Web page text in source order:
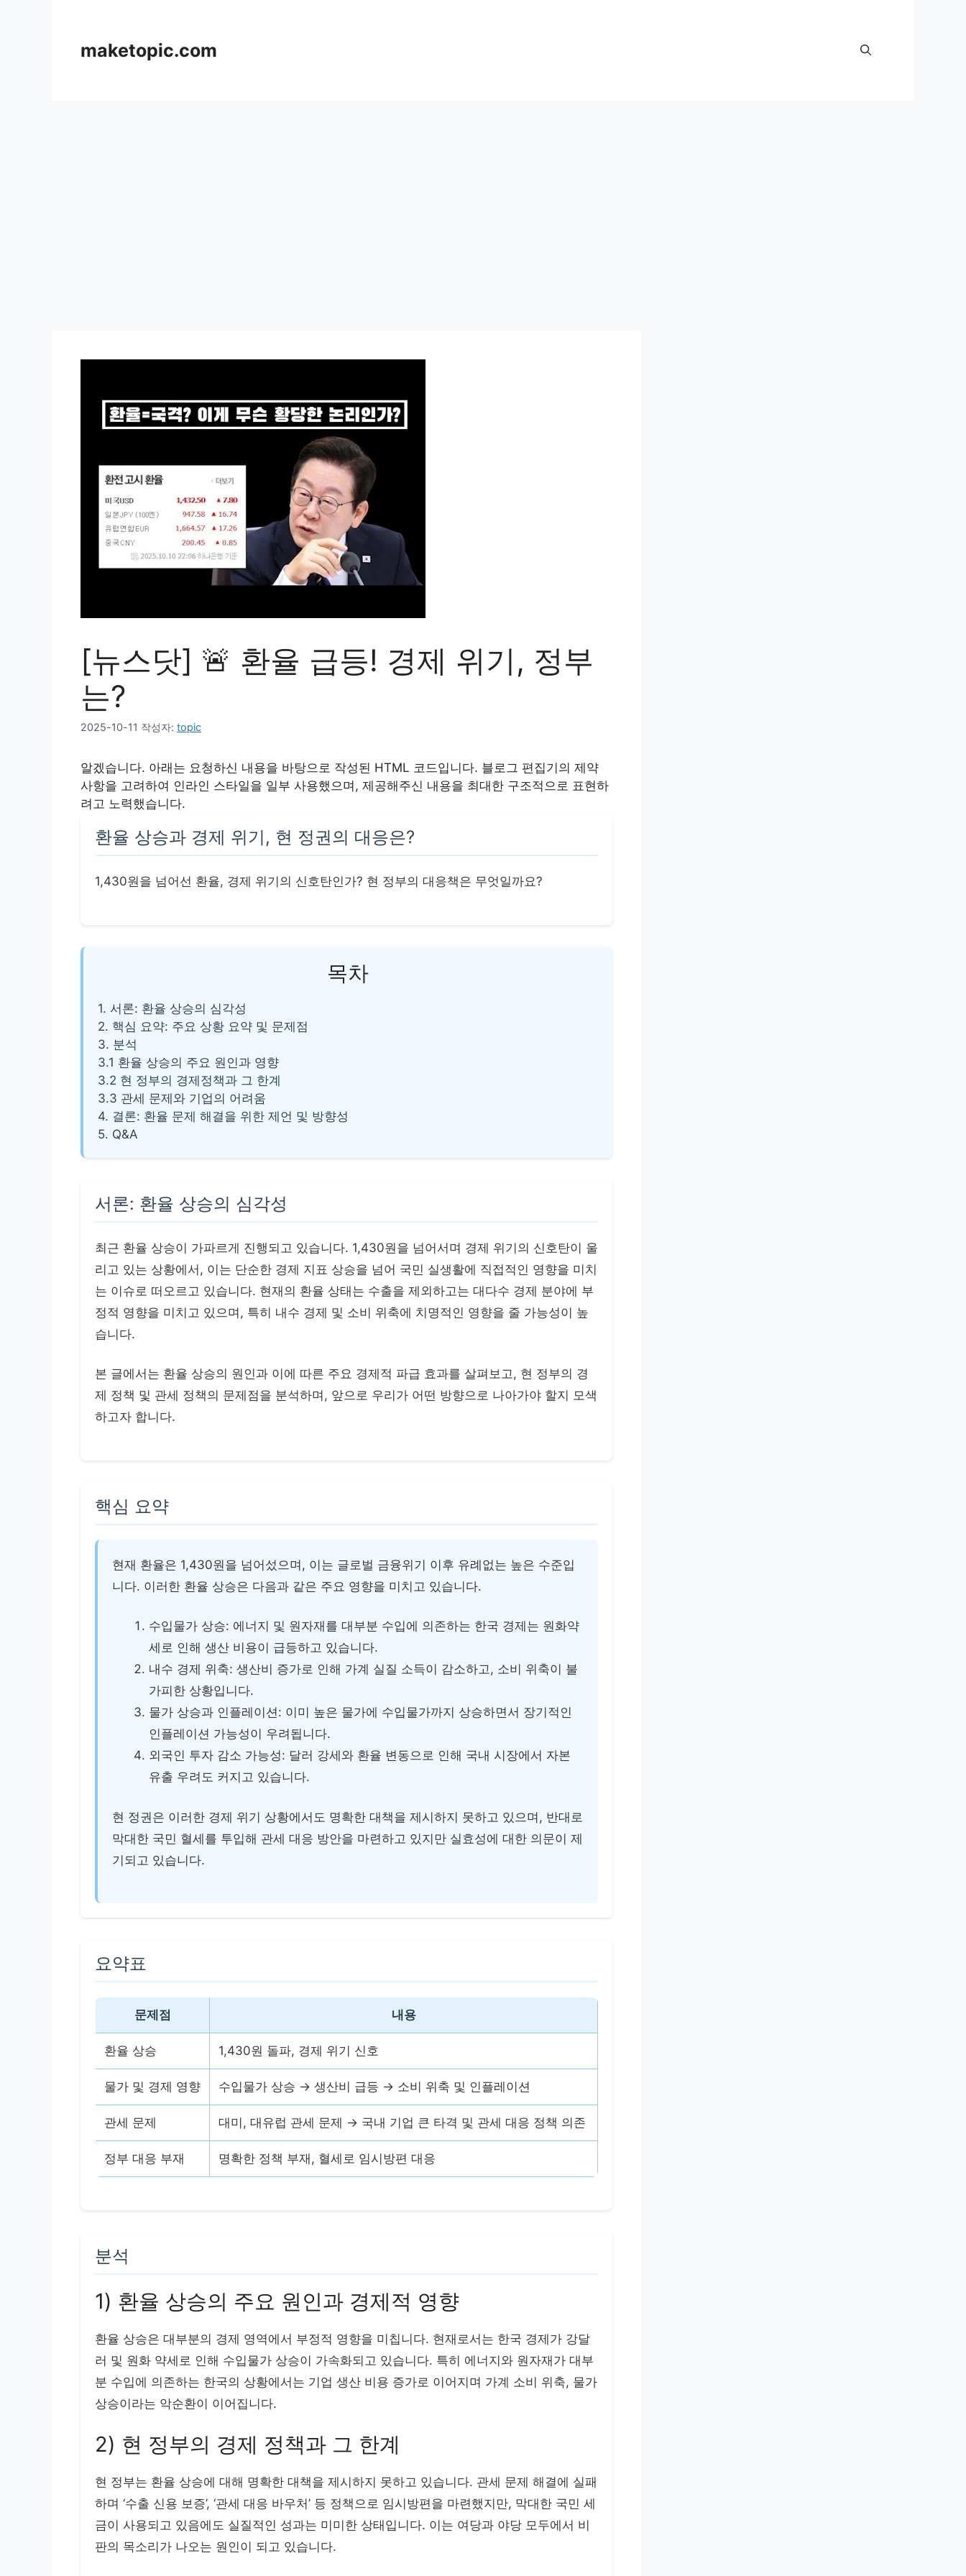
maketopic.com
[뉴스닷] 🚨 환율 급등! 경제 위기, 정부
는?
2025-10-11 작성자: topic
알겠습니다. 아래는 요청하신 내용을 바탕으로 작성된 HTML 코드입니다. 블로그 편집기의 제약
사항을 고려하여 인라인 스타일을 일부 사용했으며, 제공해주신 내용을 최대한 구조적으로 표현하
려고 노력했습니다.
환율 상승과 경제 위기, 현 정권의 대응은?
1,430원을 넘어선 환율, 경제 위기의 신호탄인가? 현 정부의 대응책은 무엇일까요?
목차
1. 서론: 환율 상승의 심각성
2. 핵심 요약: 주요 상황 요약 및 문제점
3. 분석
3.1 환율 상승의 주요 원인과 영향
3.2 현 정부의 경제정책과 그 한계
3.3 관세 문제와 기업의 어려움
4. 결론: 환율 문제 해결을 위한 제언 및 방향성
5. Q&A
서론: 환율 상승의 심각성
최근 환율 상승이 가파르게 진행되고 있습니다. 1,430원을 넘어서며 경제 위기의 신호탄이 울
리고 있는 상황에서, 이는 단순한 경제 지표 상승을 넘어 국민 실생활에 직접적인 영향을 미치
는 이슈로 떠오르고 있습니다. 현재의 환율 상태는 수출을 제외하고는 대다수 경제 분야에 부
정적 영향을 미치고 있으며, 특히 내수 경제 및 소비 위축에 치명적인 영향을 줄 가능성이 높
습니다.
본 글에서는 환율 상승의 원인과 이에 따른 주요 경제적 파급 효과를 살펴보고, 현 정부의 경
제 정책 및 관세 정책의 문제점을 분석하며, 앞으로 우리가 어떤 방향으로 나아가야 할지 모색
하고자 합니다.
핵심 요약
현재 환율은 1,430원을 넘어섰으며, 이는 글로벌 금융위기 이후 유례없는 높은 수준입
니다. 이러한 환율 상승은 다음과 같은 주요 영향을 미치고 있습니다.
수입물가 상승: 에너지 및 원자재를 대부분 수입에 의존하는 한국 경제는 원화약
세로 인해 생산 비용이 급등하고 있습니다.
내수 경제 위축: 생산비 증가로 인해 가계 실질 소득이 감소하고, 소비 위축이 불
가피한 상황입니다.
물가 상승과 인플레이션: 이미 높은 물가에 수입물가까지 상승하면서 장기적인
인플레이션 가능성이 우려됩니다.
외국인 투자 감소 가능성: 달러 강세와 환율 변동으로 인해 국내 시장에서 자본
유출 우려도 커지고 있습니다.
현 정권은 이러한 경제 위기 상황에서도 명확한 대책을 제시하지 못하고 있으며, 반대로
막대한 국민 혈세를 투입해 관세 대응 방안을 마련하고 있지만 실효성에 대한 의문이 제
기되고 있습니다.
요약표
문제점 내용
환율 상승 1,430원 돌파, 경제 위기 신호
물가 및 경제 영향 수입물가 상승 → 생산비 급등 → 소비 위축 및 인플레이션
관세 문제 대미, 대유럽 관세 문제 → 국내 기업 큰 타격 및 관세 대응 정책 의존
정부 대응 부재 명확한 정책 부재, 혈세로 임시방편 대응
분석
1) 환율 상승의 주요 원인과 경제적 영향
환율 상승은 대부분의 경제 영역에서 부정적 영향을 미칩니다. 현재로서는 한국 경제가 강달
러 및 원화 약세로 인해 수입물가 상승이 가속화되고 있습니다. 특히 에너지와 원자재가 대부
분 수입에 의존하는 한국의 상황에서는 기업 생산 비용 증가로 이어지며 가계 소비 위축, 물가
상승이라는 악순환이 이어집니다.
2) 현 정부의 경제 정책과 그 한계
현 정부는 환율 상승에 대해 명확한 대책을 제시하지 못하고 있습니다. 관세 문제 해결에 실패
하며 ‘수출 신용 보증’, ‘관세 대응 바우처’ 등 정책으로 임시방편을 마련했지만, 막대한 국민 세
금이 사용되고 있음에도 실질적인 성과는 미미한 상태입니다. 이는 여당과 야당 모두에서 비
판의 목소리가 나오는 원인이 되고 있습니다.